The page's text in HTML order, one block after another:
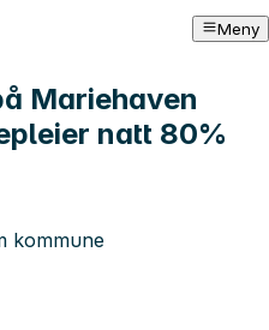
Meny
Mariehaven
natt 80%
kommune